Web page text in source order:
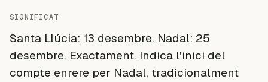
SIGNIFICAT
Santa Llúcia: 13 desembre. Nadal: 25
desembre. Exactament. Indica l'inici del
compte enrere per Nadal, tradicionalment